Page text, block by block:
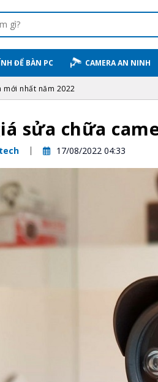
ĐỂ BÀN PC CAMERA AN NINH
mới nhất năm 2022
sửa chữa
17/08/2022 04:33